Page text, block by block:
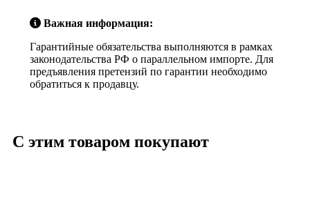
Важная информация:
Гарантийные обязательства выполняются в рамках
законодательства РФ о параллельном импорте. Для
предъявления претензий по гарантии необходимо
обратиться к продавцу.
С этим товаром покупают